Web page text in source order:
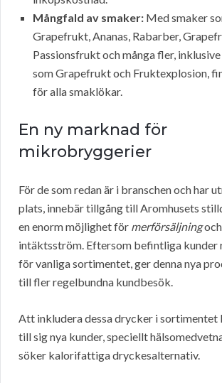
Mångfald av smaker: Med smaker
Grapefrukt, Ananas, Rabarber,
Passionsfrukt och många fler,
som Grapefrukt och Fruktexplosion,
för alla smaklökar.
En ny marknad för
mikrobryggerier
För de som redan är i branschen och har
plats, innebär tillgång till Aromhusets
en enorm möjlighet för merförsäljningoch
intäktsström. Eftersom befintliga kunder
för vanliga sortimentet, ger denna nya
till fler regelbundna kundbesök.
Att inkludera dessa drycker i sortimentet
till sig nya kunder, speciellt
söker kalorifattiga dryckesalternativ.